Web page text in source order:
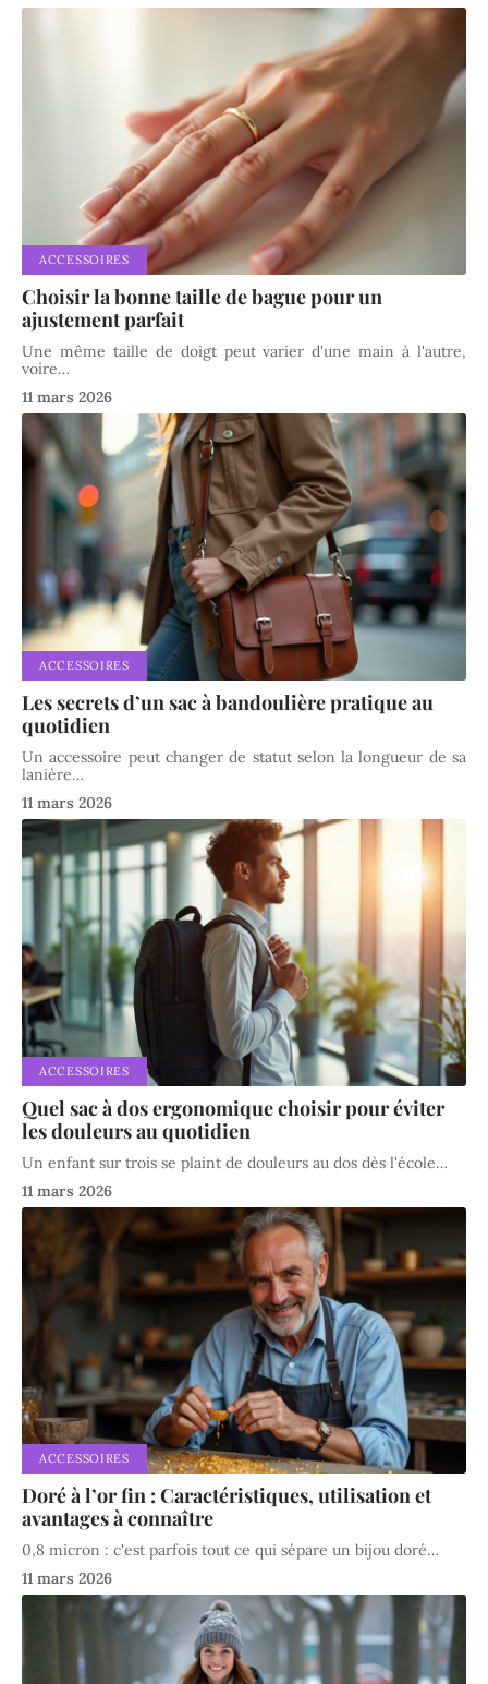
ACCESSOIRES
Choisir la bonne taille de bague pour un
ajustement parfait
Une même taille de doigt peut varier d'une main à l'autre,
voire…
11 mars 2026
ACCESSOIRES
Les secrets d’un sac à bandoulière pratique au
quotidien
Un accessoire peut changer de statut selon la longueur de sa
lanière…
11 mars 2026
ACCESSOIRES
Quel sac à dos ergonomique choisir pour éviter
les douleurs au quotidien
Un enfant sur trois se plaint de douleurs au dos dès l'école…
11 mars 2026
ACCESSOIRES
Doré à l’or fin : Caractéristiques, utilisation et
avantages à connaître
0,8 micron : c'est parfois tout ce qui sépare un bijou doré…
11 mars 2026